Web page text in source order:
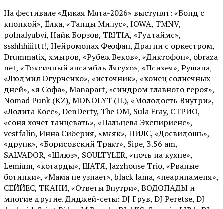
На фестивале «Дикая Мята-2026» выступят: «Бонд с
кнопкой», Ёлка, «Танцы Минус», IOWA, TMNV,
polnalyubvi, Найк Борзов, TRITIA, «Гудтаймс»,
ssshhhiiittt!, Нейромонах Феофан, Драгни с оркестром,
Drummatix, хмыров, «Рубеж Веков», «Диктофон», obraza
net, «Токсичный ансамбль Лягухо», «Психея», Рушана,
«Людмил Огурченко», «источник», «конец солнечных
дней», «я Софа», Manapart, «синдром главного героя»,
Nomad Punk (KZ), MONOLYT (IL), «Молодость Внутри»,
«Лолита Косс», DenDerty, The OM, Sula Fray, СТРИО,
«соня хочет танцевать», «Пальцева Экспириенс»,
vestfalin, Инна Сиберия, «маяк», ПИЛС, «Досвидошь»,
«друнк», «Борисовский Тракт», Sipe, 3.56 am,
SALVADOR, «Шлюз», SOULTYLER, «ночь на кухне»,
Lemium, «котарды», ШАТЯ, Jazzhouse Trio, «Рваные
ботинки», «Мама не узнает», black lama, «неаринаменя»,
СЕЙЙЕС, ТКАНИ, «Ответы Внутри», ВОДОПАДЫ и
многие другие. Диджей-сеты: DJ Грув, DJ Peretse, DJ